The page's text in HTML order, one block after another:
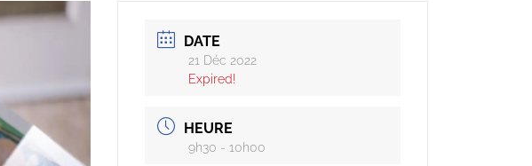
DATE
21 Déc 2022
Expired!
HEURE
9h30 - 10h00